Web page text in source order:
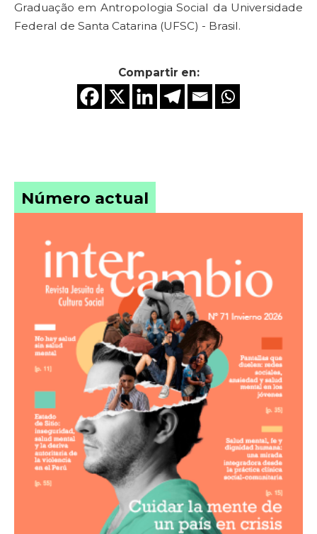
Graduação em Antropologia Social da Universidade
Federal de Santa Catarina (UFSC) - Brasil.
Compartir en:
Número actual